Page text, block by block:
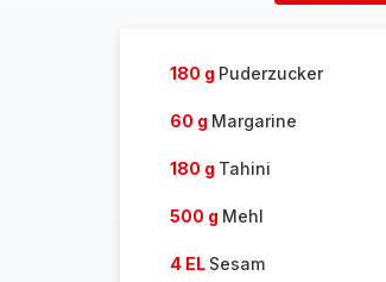
180 g Puderzucker
60 g Margarine
180 g Tahini
500 g Mehl
4 EL Sesam